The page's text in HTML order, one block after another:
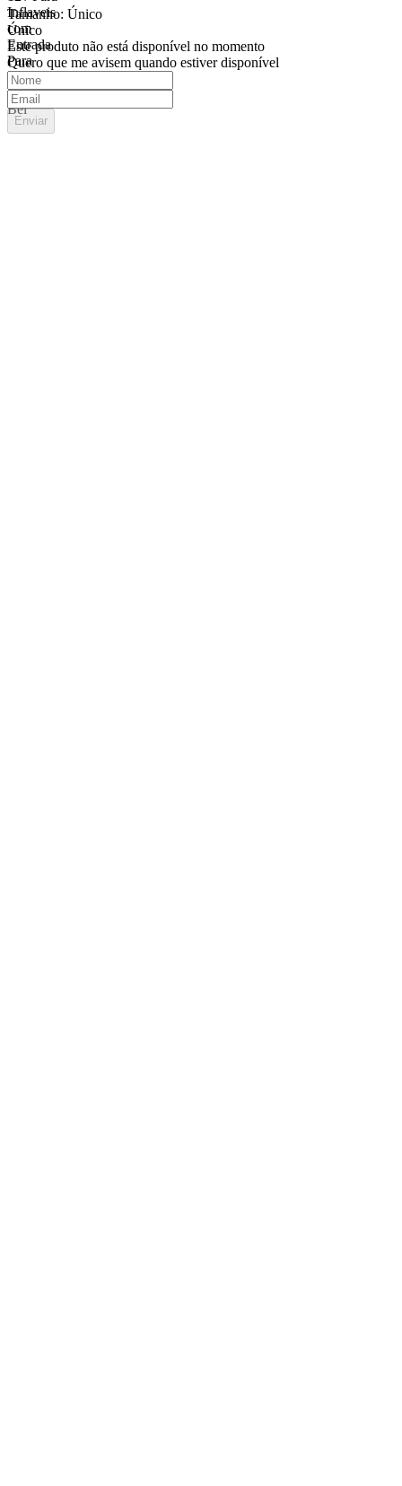
Tamanho: Único
Único
Este produto não está disponível no momento
Quero que me avisem quando estiver disponível
Enviar